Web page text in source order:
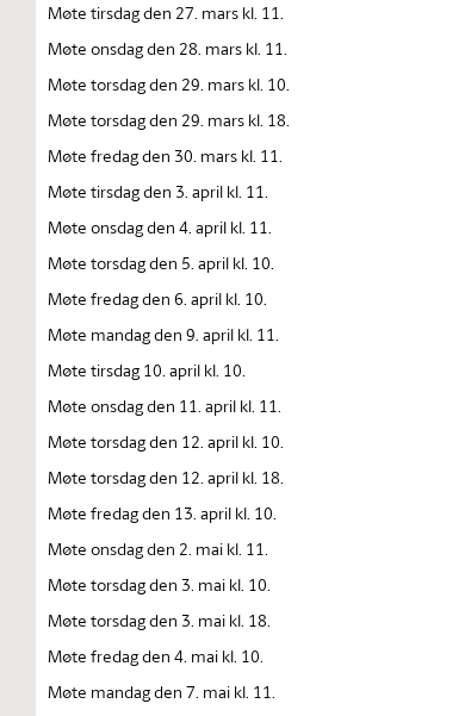
Møte tirsdag den 27. mars kl. 11.
Møte onsdag den 28. mars kl. 11.
Møte torsdag den 29. mars kl. 10.
Møte torsdag den 29. mars kl. 18.
Møte fredag den 30. mars kl. 11.
Møte tirsdag den 3. april kl. 11.
Møte onsdag den 4. april kl. 11.
Møte torsdag den 5. april kl. 10.
Møte fredag den 6. april kl. 10.
Møte mandag den 9. april kl. 11.
Møte tirsdag 10. april kl. 10.
Møte onsdag den 11. april kl. 11.
Møte torsdag den 12. april kl. 10.
Møte torsdag den 12. april kl. 18.
Møte fredag den 13. april kl. 10.
Møte onsdag den 2. mai kl. 11.
Møte torsdag den 3. mai kl. 10.
Møte torsdag den 3. mai kl. 18.
Møte fredag den 4. mai kl. 10.
Møte mandag den 7. mai kl. 11.